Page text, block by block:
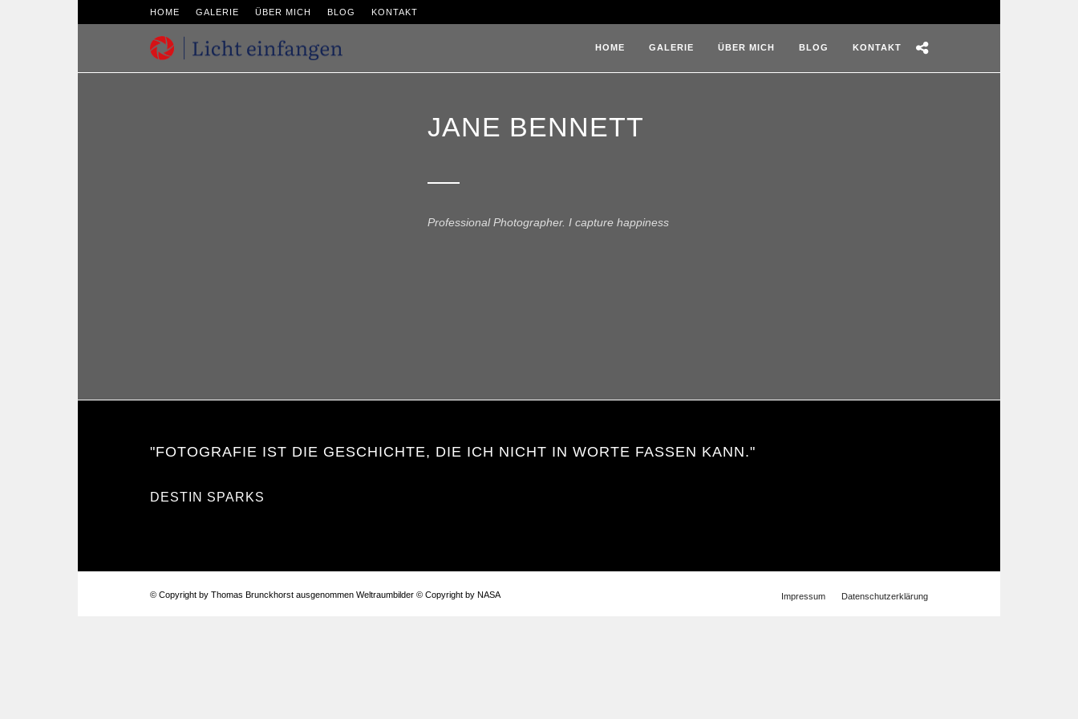
HOME GALERIE ÜBER MICH BLOG KONTAKT
HOME GALERIE ÜBER MICH BLOG KONTAKT
JANE BENNETT
Professional Photographer. I capture happiness
"FOTOGRAFIE IST DIE GESCHICHTE, DIE ICH NICHT IN WORTE FASSEN KANN."
DESTIN SPARKS
Impressum Datenschutzerklärung
© Copyright by Thomas Brunckhorst ausgenommen Weltraumbilder © Copyright by NASA